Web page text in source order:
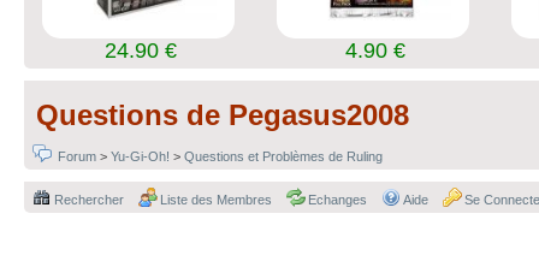
24.90 € 4.90 €
Questions de Pegasus2008
Forum > Yu-Gi-Oh! > Questions et Problèmes de Ruling
Rechercher Liste des Membres Echanges Aide Se